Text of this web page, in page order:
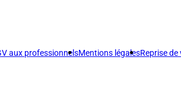
aux professionnelsMentions légalesReprise